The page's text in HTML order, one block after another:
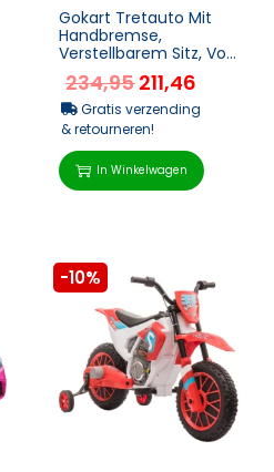
Gokart Tretauto Mit
Handbremse,
Verstellbarem Sitz, Vor-
Und Rückwärtsgang, Bis
50kg Für Kinder 5...
234,95211,46
Gratis verzending
& retourneren!
In Winkelwagen
-10%